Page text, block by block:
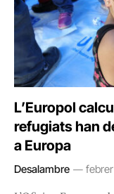
L’Europol
refugiats han
a Europa
Desalambre febrer